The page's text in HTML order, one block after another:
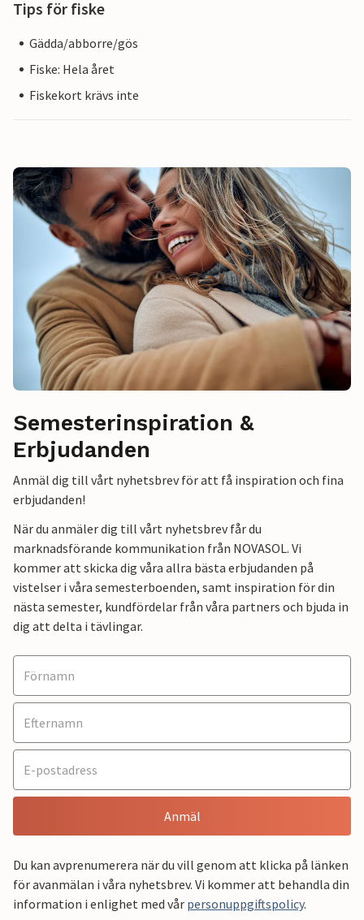
Tips för fiske
Gädda/abborre/gös
Fiske: Hela året
Fiskekort krävs inte
Semesterinspiration &
Erbjudanden
Anmäl dig till vårt nyhetsbrev för att få inspiration och fina
erbjudanden!
När du anmäler dig till vårt nyhetsbrev får du
marknadsförande kommunikation från NOVASOL. Vi
kommer att skicka dig våra allra bästa erbjudanden på
vistelser i våra semesterboenden, samt inspiration för din
nästa semester, kundfördelar från våra partners och bjuda in
dig att delta i tävlingar.
Anmäl
Du kan avprenumerera när du vill genom att klicka på länken
för avanmälan i våra nyhetsbrev. Vi kommer att behandla din
information i enlighet med vår personuppgiftspolicy.